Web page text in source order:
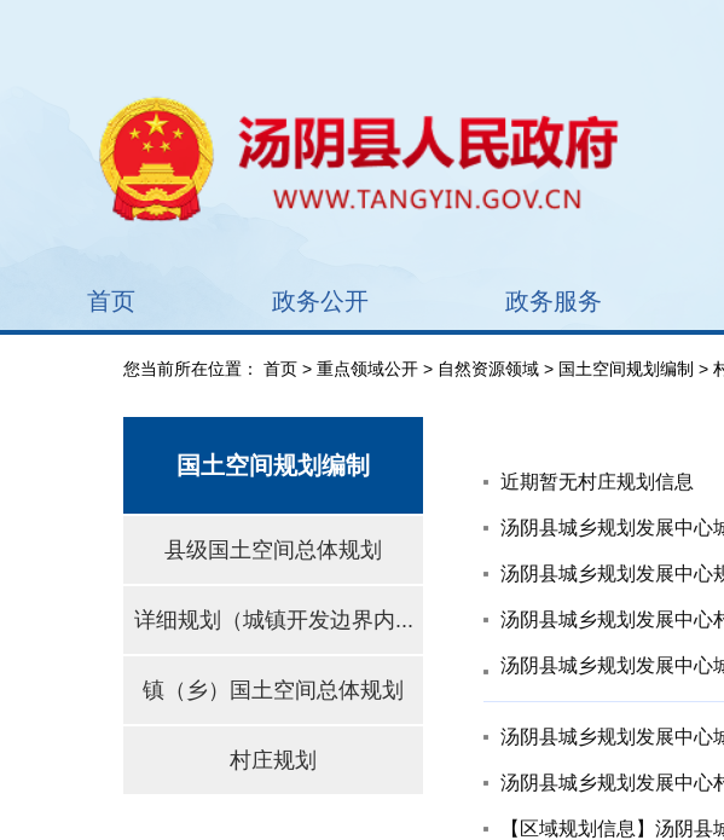
首页 政务公开 政务服务
您当前所在位置： 首页 > 重点领域公开 > 自然资源领域 > 国土空间规划编制 >
国土空间规划编制
县级国土空间总体规划
详细规划（城镇开发边界内...
镇（乡）国土空间总体规划
村庄规划
近期暂无村庄规划信息
汤阴县城乡规划发展中心
汤阴县城乡规划发展中心
【区域规划信息】汤阴